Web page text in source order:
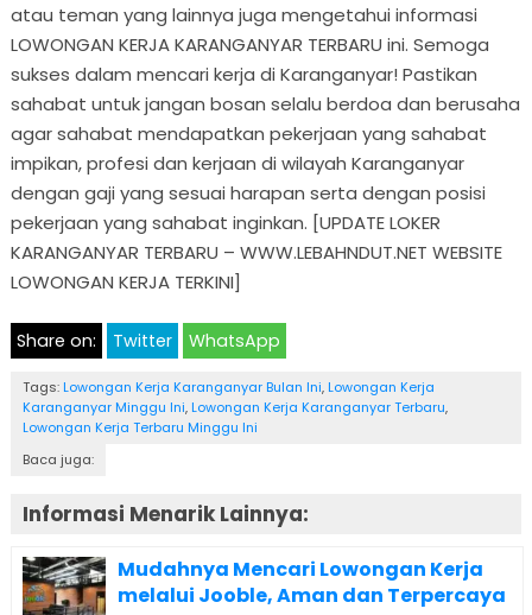
atau teman yang lainnya juga mengetahui informasi
LOWONGAN KERJA KARANGANYAR TERBARU ini. Semoga
sukses dalam mencari kerja di Karanganyar! Pastikan
sahabat untuk jangan bosan selalu berdoa dan berusaha
agar sahabat mendapatkan pekerjaan yang sahabat
impikan, profesi dan kerjaan di wilayah Karanganyar
dengan gaji yang sesuai harapan serta dengan posisi
pekerjaan yang sahabat inginkan. [UPDATE LOKER
KARANGANYAR TERBARU – WWW.LEBAHNDUT.NET WEBSITE
LOWONGAN KERJA TERKINI]
Share on: Twitter WhatsApp
Tags: Lowongan Kerja Karanganyar Bulan Ini, Lowongan Kerja
Karanganyar Minggu Ini, Lowongan Kerja Karanganyar Terbaru,
Lowongan Kerja Terbaru Minggu Ini
Baca juga:
Informasi Menarik Lainnya:
Mudahnya Mencari Lowongan Kerja
melalui Jooble, Aman dan Terpercaya